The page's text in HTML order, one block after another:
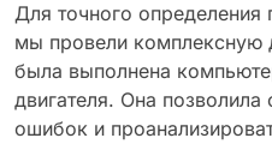
Для точного определения
мы провели комплексную
была выполнена
двигателя. Она
ошибок и